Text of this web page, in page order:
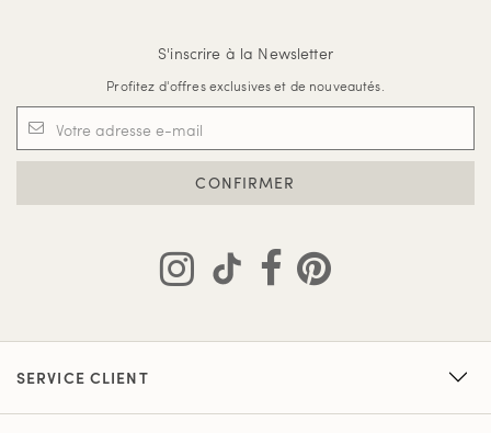
S'inscrire à la Newsletter
Profitez d'offres exclusives et de nouveautés.
CONFIRMER
SERVICE CLIENT